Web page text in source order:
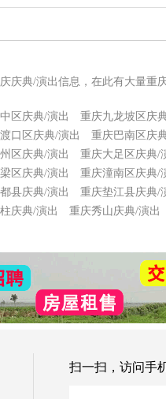
庆典/演出信息，在此有大量重
区庆典/演出 重庆九龙坡区庆
口区庆典/演出 重庆巴南区庆
区庆典/演出 重庆大足区庆典/
区庆典/演出 重庆潼南区庆典/
县庆典/演出 重庆垫江县庆典/
庆典/演出 重庆秀山庆典/演出
扫一扫，访问手